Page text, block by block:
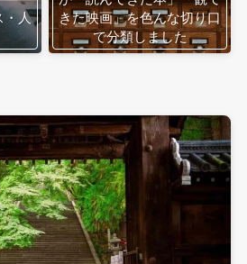
・人
きた映画」を色んな切り口
で分類しました